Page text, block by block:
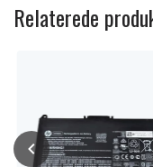
Relaterede